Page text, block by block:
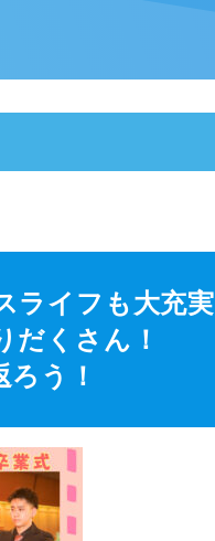
ライフも大充実
だくさん！
う！